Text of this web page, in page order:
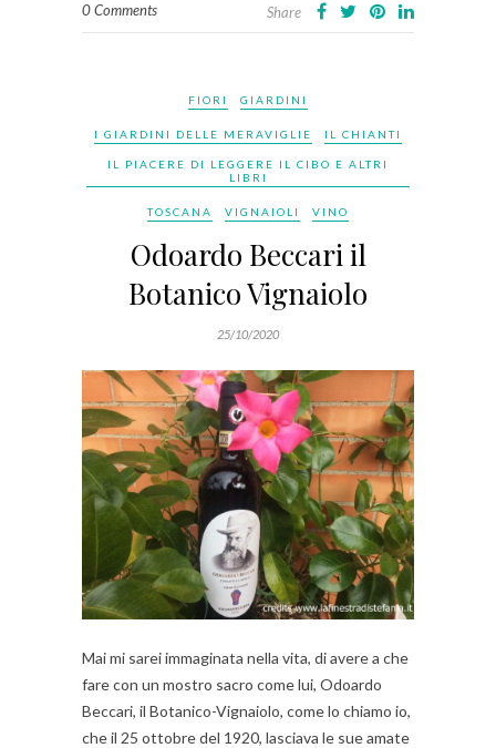
0 Comments Share
FIORI GIARDINI
I GIARDINI DELLE MERAVIGLIE IL CHIANTI
IL PIACERE DI LEGGERE IL CIBO E ALTRI
LIBRI
TOSCANA VIGNAIOLI VINO
Odoardo Beccari il
Botanico Vignaiolo
25/10/2020
Mai mi sarei immaginata nella vita, di avere a che
fare con un mostro sacro come lui, Odoardo
Beccari, il Botanico-Vignaiolo, come lo chiamo io,
che il 25 ottobre del 1920, lasciava le sue amate